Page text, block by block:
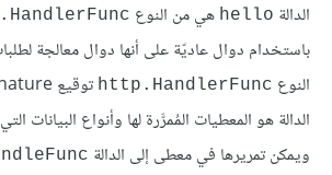
الدالة hello هي من النوع
النوع http.HandlerFunc
الدالة هو المعطيات المُمرَّرة لها وأنواع البيانات
ويمكن تمريرها في معطى إلى الدالة